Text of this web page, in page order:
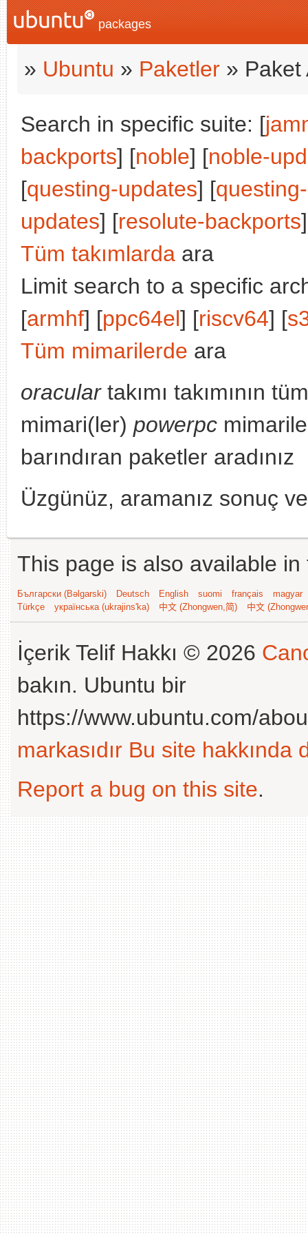
packages
» Ubuntu » Paketler » Paket
Search in specific suite: [
backports] [noble] [noble-
[questing-updates] [
updates] [resolute-backports
Tüm takımlarda ara
Limit search to a specific
[armhf] [ppc64el] [riscv64] [
Tüm mimarilerde ara
oraculartakımı takımının
mimari(ler) powerpc
barındıran paketler aradınız
Üzgünüz, aramanız sonuç
This page is also available
Български (Bəlgarski) Deutsch English suomi français
magyar
Türkçe
українська (ukrajins'ka) 中文 (Zhongwen,简) 中文
İçerik Telif Hakkı © 2026
bakın. Ubuntu bir
https://www.ubuntu.com/
markasıdır Bu site hakkında
Report a bug on this site.